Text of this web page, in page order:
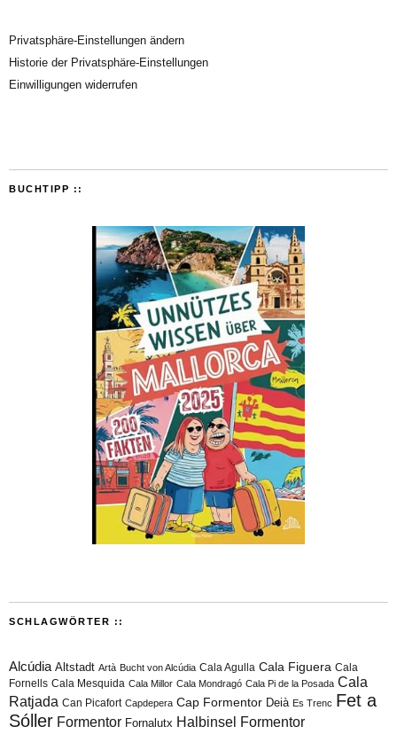
Privatsphäre-Einstellungen ändern
Historie der Privatsphäre-Einstellungen
Einwilligungen widerrufen
BUCHTIPP ::
SCHLAGWÖRTER ::
Alcúdia Altstadt Artà Bucht von Alcúdia Cala Agulla Cala Figuera Cala
Fornells Cala Mesquida Cala Millor Cala Mondragó Cala Pi de la Posada Cala
Ratjada Can Picafort Capdepera Cap Formentor Deià Es Trenc Fet a
Sóller Formentor Fornalutx Halbinsel Formentor